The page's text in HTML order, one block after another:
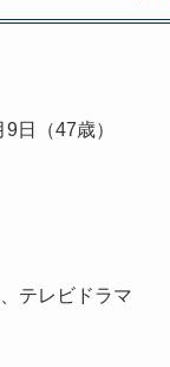
日（47歳）
テレビドラマ